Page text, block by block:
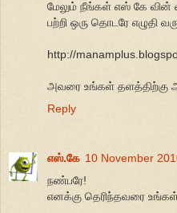
மேலும் நீங்கள் எஸ் கே வின்
பற்றி ஒரு தொடரே எழுதி
http://
அவரை உங்கள் தளத்திற்கு
Reply
எஸ்.கே 10 November
நண்பரே!
எனக்கு தெரிந்தவரை